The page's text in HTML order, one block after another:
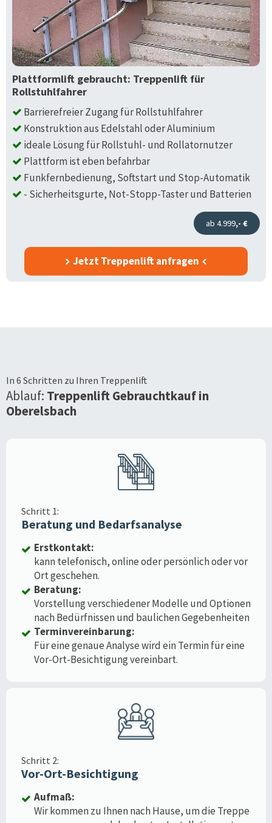
Plattformlift gebraucht: Treppenlift für
Rollstuhlfahrer
Barrierefreier Zugang für Rollstuhlfahrer
Konstruktion aus Edelstahl oder Aluminium
ideale Lösung für Rollstuhl- und Rollatornutzer
Plattform ist eben befahrbar
Funkfernbedienung, Softstart und Stop-Automatik
- Sicherheitsgurte, Not-Stopp-Taster und Batterien
ab 4.999,- €
Jetzt Treppenlift anfragen
In 6 Schritten zu Ihren Treppenlift
Ablauf: Treppenlift Gebrauchtkauf in
Oberelsbach
Schritt 1:
Beratung und Bedarfsanalyse
Erstkontakt:
kann telefonisch, online oder persönlich oder vor
Ort geschehen.
Beratung:
Vorstellung verschiedener Modelle und Optionen
nach Bedürfnissen und baulichen Gegebenheiten
Terminvereinbarung:
Für eine genaue Analyse wird ein Termin für eine
Vor-Ort-Besichtigung vereinbart.
Schritt 2:
Vor-Ort-Besichtigung
Aufmaß:
Wir kommen zu Ihnen nach Hause, um die Treppe